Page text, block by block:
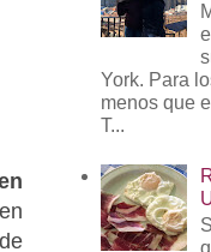
York. Para
menos que
T...